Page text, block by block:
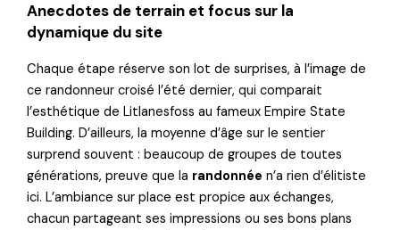
Anecdotes de terrain et focus sur la
dynamique du site
Chaque étape réserve son lot de surprises, à l’image de
ce randonneur croisé l’été dernier, qui comparait
l’esthétique de Litlanesfoss au fameux Empire State
Building. D’ailleurs, la moyenne d’âge sur le sentier
surprend souvent : beaucoup de groupes de toutes
générations, preuve que la randonnée n’a rien d’élitiste
ici. L’ambiance sur place est propice aux échanges,
chacun partageant ses impressions ou ses bons plans